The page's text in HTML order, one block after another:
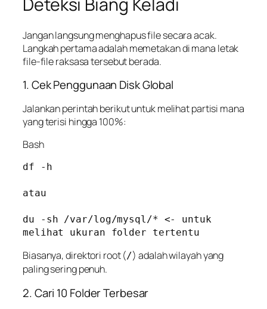
Jangan langsung menghapus file secara acak.
Langkah pertama adalah memetakan di mana letak
file-file raksasa tersebut berada.
1. Cek Penggunaan Disk Global
Jalankan perintah berikut untuk melihat partisi mana
yang terisi hingga 100%:
Bash
df -h
atau
du -sh /var/log/mysql/* <- untuk
melihat ukuran folder tertentu
Biasanya, direktori root (/) adalah wilayah yang
paling sering penuh.
2. Cari 10 Folder Terbesar